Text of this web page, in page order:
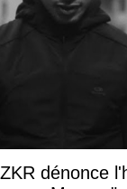
ZKR dénonce